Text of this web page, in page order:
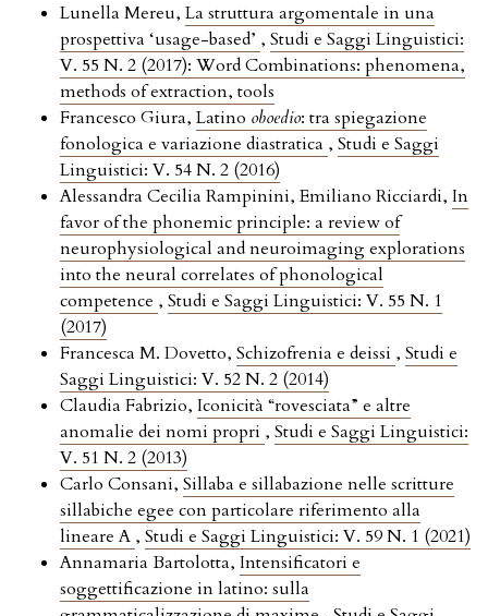
Lunella Mereu, La struttura argomentale in una
prospettiva ‘usage-based’ , Studi e Saggi Linguistici:
V. 55 N. 2 (2017): Word Combinations: phenomena,
methods of extraction, tools
Francesco Giura, Latino oboedio: tra spiegazione
fonologica e variazione diastratica , Studi e Saggi
Linguistici: V. 54 N. 2 (2016)
Alessandra Cecilia Rampinini, Emiliano Ricciardi, In
favor of the phonemic principle: a review of
neurophysiological and neuroimaging explorations
into the neural correlates of phonological
competence , Studi e Saggi Linguistici: V. 55 N. 1
(2017)
Francesca M. Dovetto, Schizofrenia e deissi , Studi e
Saggi Linguistici: V. 52 N. 2 (2014)
Claudia Fabrizio, Iconicità “rovesciata” e altre
anomalie dei nomi propri , Studi e Saggi Linguistici:
V. 51 N. 2 (2013)
Carlo Consani, Sillaba e sillabazione nelle scritture
sillabiche egee con particolare riferimento alla
lineare A , Studi e Saggi Linguistici: V. 59 N. 1 (2021)
Annamaria Bartolotta, Intensificatori e
soggettificazione in latino: sulla